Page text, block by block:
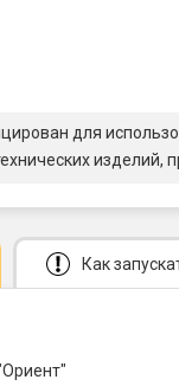
для
изделий,
Как